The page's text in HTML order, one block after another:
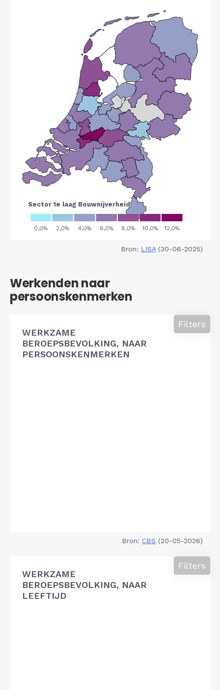
Bron: LISA(30-06-2025)
Werkenden naar
persoonskenmerken
WERKZAME
BEROEPSBEVOLKING, NAAR
PERSOONSKENMERKEN
Filters
Bron: CBS (20-05-2026)
WERKZAME
BEROEPSBEVOLKING, NAAR
LEEFTIJD
Filters